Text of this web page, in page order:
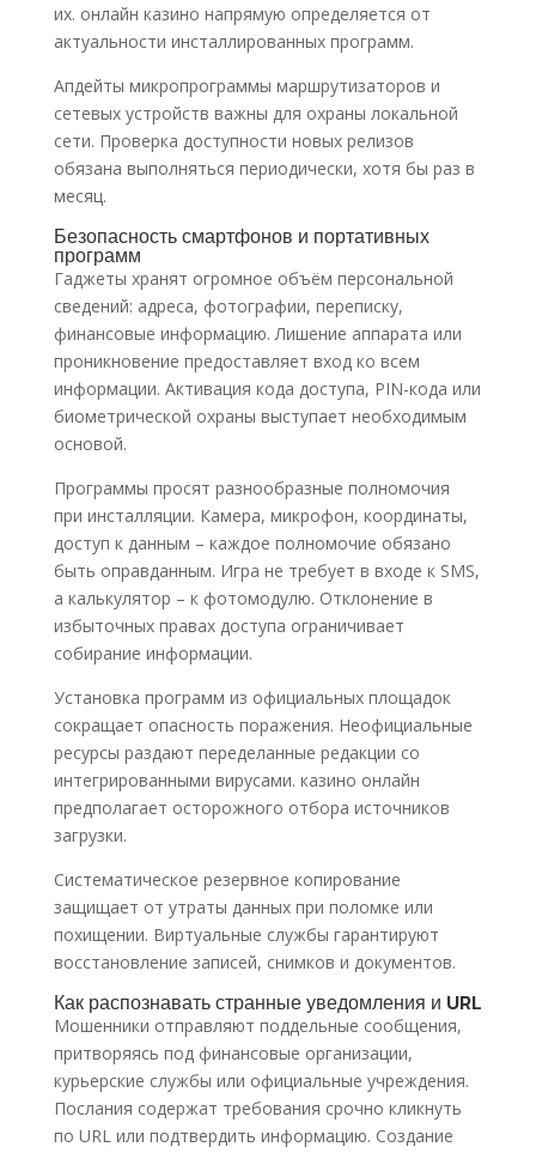
их. онлайн казино напрямую определяется от
актуальности инсталлированных программ.
Апдейты микропрограммы маршрутизаторов и
сетевых устройств важны для охраны локальной
сети. Проверка доступности новых релизов
обязана выполняться периодически, хотя бы раз в
месяц.
Безопасность смартфонов и портативных
программ
Гаджеты хранят огромное объём персональной
сведений: адреса, фотографии, переписку,
финансовые информацию. Лишение аппарата или
проникновение предоставляет вход ко всем
информации. Активация кода доступа, PIN-кода или
биометрической охраны выступает необходимым
основой.
Программы просят разнообразные полномочия
при инсталляции. Камера, микрофон, координаты,
доступ к данным – каждое полномочие обязано
быть оправданным. Игра не требует в входе к SMS,
а калькулятор – к фотомодулю. Отклонение в
избыточных правах доступа ограничивает
собирание информации.
Установка программ из официальных площадок
сокращает опасность поражения. Неофициальные
ресурсы раздают переделанные редакции со
интегрированными вирусами. казино онлайн
предполагает осторожного отбора источников
загрузки.
Систематическое резервное копирование
защищает от утраты данных при поломке или
похищении. Виртуальные службы гарантируют
восстановление записей, снимков и документов.
Как распознавать странные уведомления и URL
Мошенники отправляют поддельные сообщения,
притворяясь под финансовые организации,
курьерские службы или официальные учреждения.
Послания содержат требования срочно кликнуть
по URL или подтвердить информацию. Создание